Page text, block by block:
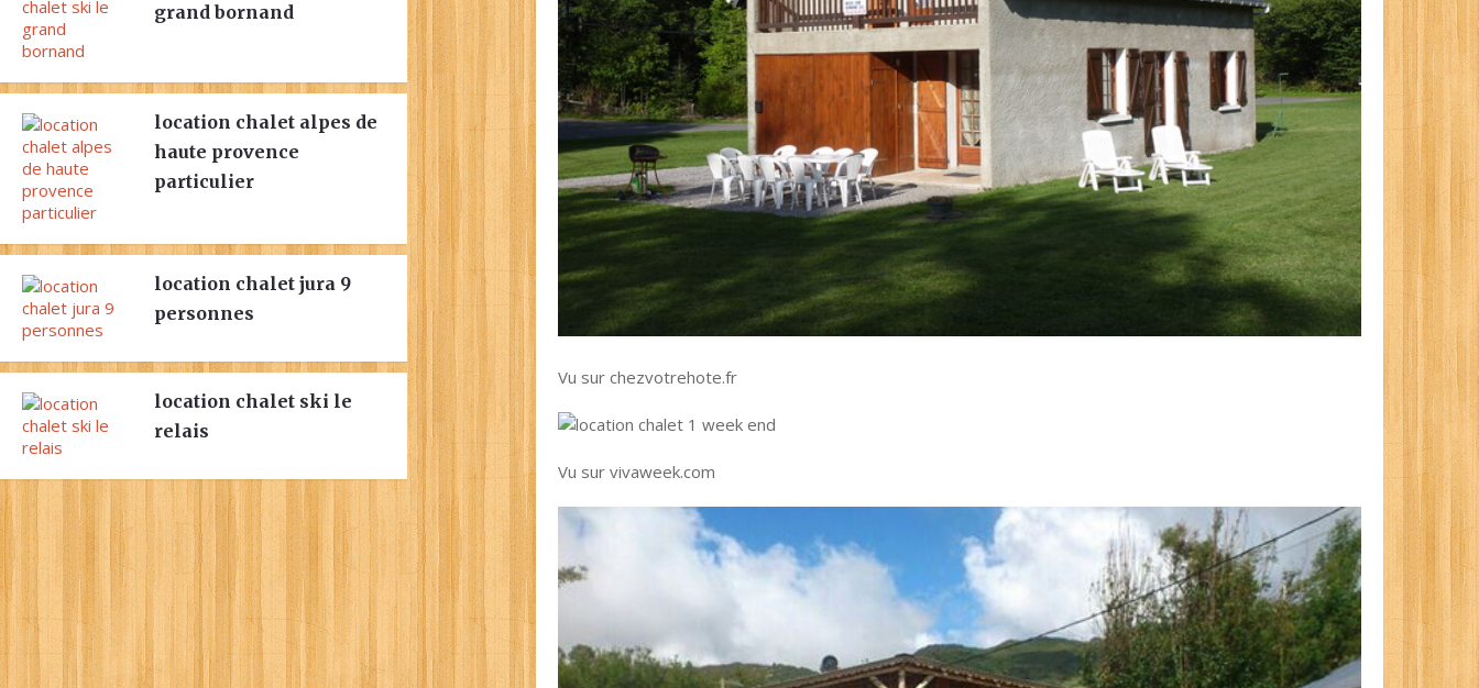
Vu sur chezvotrehote.fr
Vu sur vivaweek.com
grand bornand
location chalet alpes de
haute provence
particulier
location chalet jura 9
personnes
location chalet ski le
relais